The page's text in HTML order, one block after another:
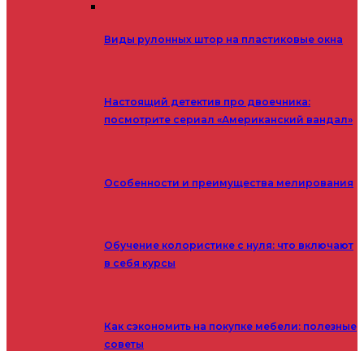
Виды рулонных штор на пластиковые окна
Настоящий детектив про двоечника:
посмотрите сериал «Американский вандал»
Особенности и преимущества мелирования
Обучение колористике с нуля: что включают
в себя курсы
Как сэкономить на покупке мебели: полезные
советы